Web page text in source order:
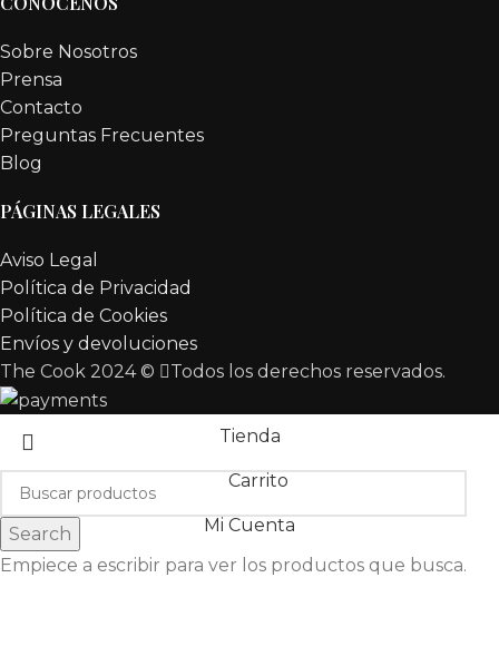
Sobre Nosotros
Prensa
Contacto
Preguntas Frecuentes
Blog
PÁGINAS LEGALES
Aviso Legal
Política de Privacidad
Política de Cookies
Envíos y devoluciones
The Cook 2024 ©
Todos los derechos reservados.
Search
Empiece a escribir para ver los productos que busca.
Tienda
Carrito
Mi Cuenta